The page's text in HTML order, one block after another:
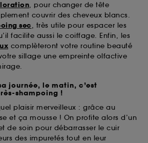
, pour changer de tête
couvrir des cheveux blancs.
sec, très utile pour espacer les
facilite aussi le coiffage. Enfin, les
complèteront votre routine beauté
sillage une empreinte olfactive
journée, le matin, c’est
shampoing !
plaisir merveilleux : grâce au
et ça mousse ! On profite alors d’un
de soin pour débarrasser le cuir
des impuretés tout en leur